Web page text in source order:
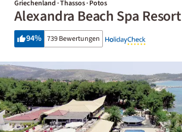
Griechenland · Thassos · Potos
Alexandra Beach Spa Resort
94% 739 Bewertungen